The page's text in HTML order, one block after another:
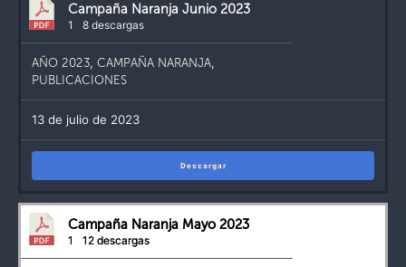
Campaña Naranja Junio 2023
1 8 descargas
AÑO 2023, CAMPAÑA NARANJA,
PUBLICACIONES
13 de julio de 2023
Descargar
Campaña Naranja Mayo 2023
1 12 descargas